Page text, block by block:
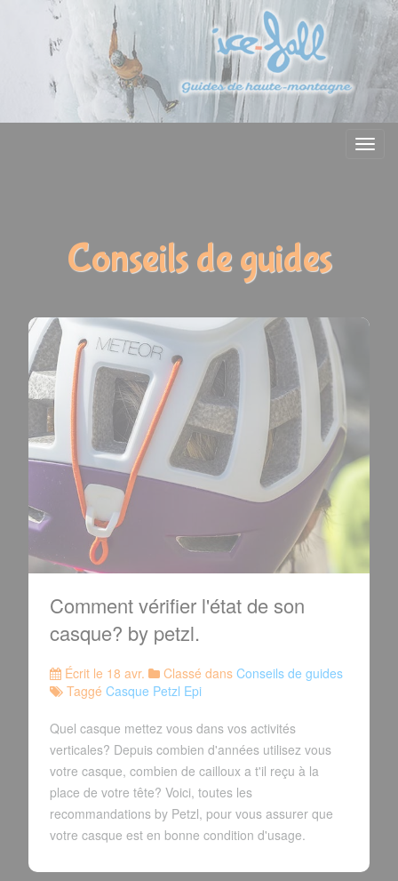
Menu
Conseils de guides
Comment vérifier l'état de son
casque? by petzl.
Écrit le 18 avr. Classé dans Conseils de guides
Taggé Casque Petzl Epi
Quel casque mettez vous dans vos activités
verticales? Depuis combien d'années utilisez vous
votre casque, combien de cailloux a t'il reçu à la
place de votre tête? Voici, toutes les
recommandations by Petzl, pour vous assurer que
votre casque est en bonne condition d'usage.